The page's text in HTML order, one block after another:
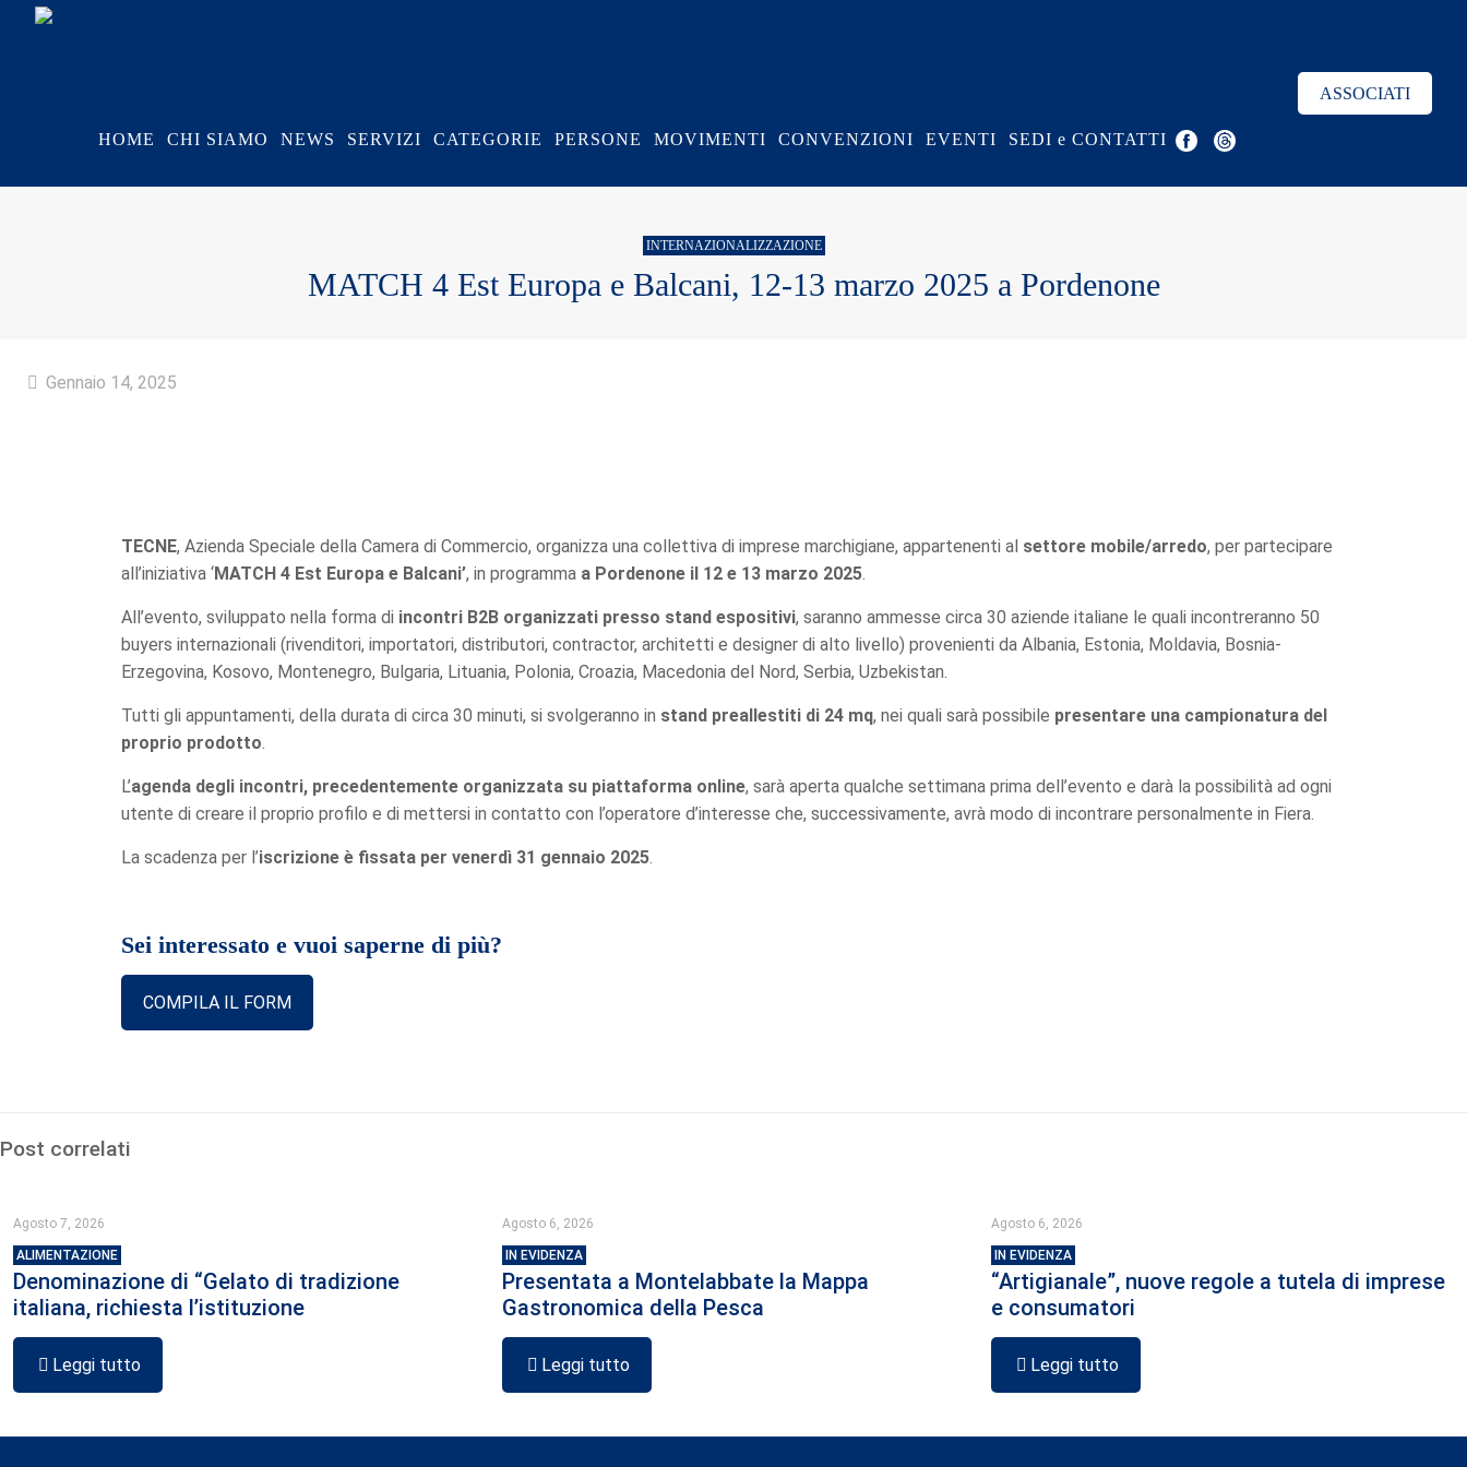
HOME CHI SIAMO NEWS SERVIZI CATEGORIE PERSONE MOVIMENTI CONVENZIONI EVENTI SEDI e CONTATTI
ASSOCIATI
INTERNAZIONALIZZAZIONE
MATCH 4 Est Europa e Balcani, 12-13 marzo 2025 a Pordenone
Gennaio 14, 2025
TECNE, Azienda Speciale della Camera di Commercio, organizza una collettiva di imprese marchigiane, appartenenti al settore mobile/arredo, per partecipare
all’iniziativa ‘MATCH 4 Est Europa e Balcani’, in programma a Pordenone il 12 e 13 marzo 2025.
All’evento, sviluppato nella forma di incontri B2B organizzati presso stand espositivi, saranno ammesse circa 30 aziende italiane le quali incontreranno 50
buyers internazionali (rivenditori, importatori, distributori, contractor, architetti e designer di alto livello) provenienti da Albania, Estonia, Moldavia, Bosnia-
Erzegovina, Kosovo, Montenegro, Bulgaria, Lituania, Polonia, Croazia, Macedonia del Nord, Serbia, Uzbekistan.
Tutti gli appuntamenti, della durata di circa 30 minuti, si svolgeranno in stand preallestiti di 24 mq, nei quali sarà possibile presentare una campionatura del
proprio prodotto.
L’agenda degli incontri, precedentemente organizzata su piattaforma online, sarà aperta qualche settimana prima dell’evento e darà la possibilità ad ogni
utente di creare il proprio profilo e di mettersi in contatto con l’operatore d’interesse che, successivamente, avrà modo di incontrare personalmente in Fiera.
La scadenza per l’iscrizione è fissata per venerdì 31 gennaio 2025.
Sei interessato e vuoi saperne di più?
COMPILA IL FORM
Post correlati
Agosto 7, 2026
ALIMENTAZIONE
Denominazione di “Gelato di tradizione
italiana, richiesta l’istituzione
Leggi tutto
Agosto 6, 2026
IN EVIDENZA
Presentata a Montelabbate la Mappa
Gastronomica della Pesca
Leggi tutto
Agosto 6, 2026
IN EVIDENZA
“Artigianale”, nuove regole a tutela di imprese
e consumatori
Leggi tutto